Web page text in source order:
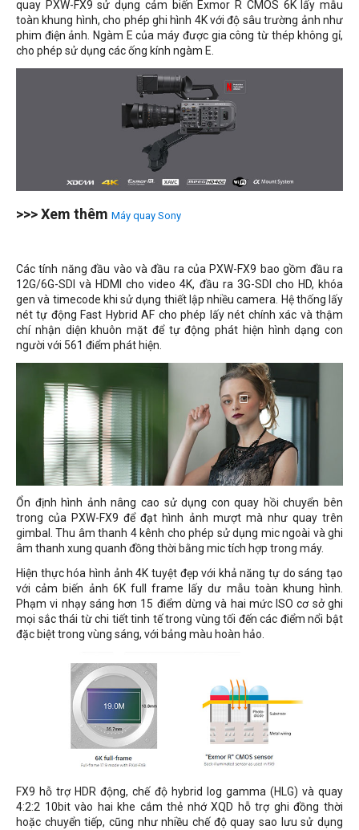
quay PXW-FX9 sử dụng cảm biến Exmor R CMOS 6K lấy mẫu
toàn khung hình, cho phép ghi hình 4K với độ sâu trường ảnh như
phim điện ảnh. Ngàm E của máy được gia công từ thép không gỉ,
cho phép sử dụng các ống kính ngàm E.
>>> Xem thêm Máy quay Sony
Các tính năng đầu vào và đầu ra của PXW-FX9 bao gồm đầu ra
12G/6G-SDI và HDMI cho video 4K, đầu ra 3G-SDI cho HD, khóa
gen và timecode khi sử dụng thiết lập nhiều camera. Hệ thống lấy
nét tự động Fast Hybrid AF cho phép lấy nét chính xác và thậm
chí nhận diện khuôn mặt để tự động phát hiện hình dạng con
người với 561 điểm phát hiện.
Ổn định hình ảnh nâng cao sử dụng con quay hồi chuyển bên
trong của PXW-FX9 để đạt hình ảnh mượt mà như quay trên
gimbal. Thu âm thanh 4 kênh cho phép sử dụng mic ngoài và ghi
âm thanh xung quanh đồng thời bằng mic tích hợp trong máy.
Hiện thực hóa hình ảnh 4K tuyệt đẹp với khả năng tự do sáng tạo
với cảm biến ảnh 6K full frame lấy dư mẫu toàn khung hình.
Phạm vi nhạy sáng hơn 15 điểm dừng và hai mức ISO cơ sở ghi
mọi sắc thái từ chi tiết tinh tế trong vùng tối đến các điểm nổi bật
đặc biệt trong vùng sáng, với bảng màu hoàn hảo.
FX9 hỗ trợ HDR động, chế độ hybrid log gamma (HLG) và quay
4:2:2 10bit vào hai khe cắm thẻ nhớ XQD hỗ trợ ghi đồng thời
hoặc chuyển tiếp, cũng như nhiều chế độ quay sao lưu sử dụng